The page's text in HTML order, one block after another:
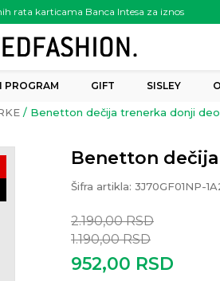
rata karticama Banca Intesa za iznos
6.000.00 rsd
PROGRAM GIFT SISLEY
Benetton dečija trenerka donji deo
Benetton
Šifra artikla: 3J70GF01NP-
2.190,00 RSD
1.190,00 RSD
952,00 RSD